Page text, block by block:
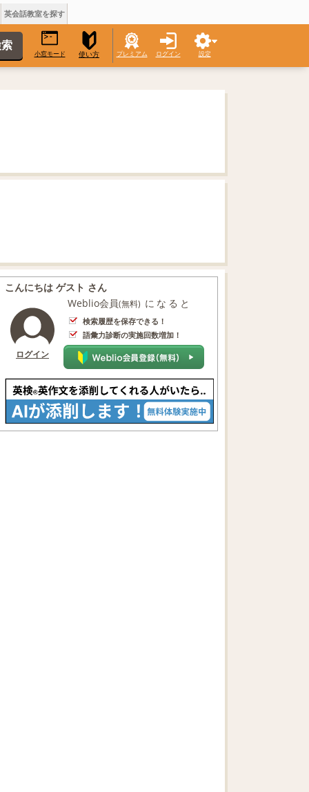
英会話教室を探す
小窓モード 使い方 プレミアム ログイン 設定
こんにちは ゲスト さん
ログイン
Weblio会員(無料) になると
検索履歴を保存できる！
語彙力診断の実施回数増加！